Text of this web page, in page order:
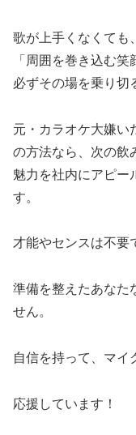
歌が上手くなくても
「周囲を巻き込む
必ずその場を乗り切
元・カラオケ大嫌い
の方法なら、次の飲
魅力を社内にアピー
す。
才能やセンスは不要
準備を整えたあなた
せん。
自信を持って、マイ
応援しています！